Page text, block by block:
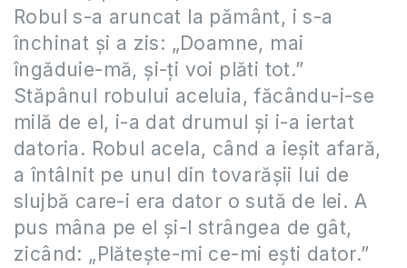
Robul s-a aruncat la pământ, i s-a
închinat şi a zis: „Doamne, mai
îngăduie-mă, şi-ţi voi plăti tot.”
Stăpânul robului aceluia, făcându-i-se
milă de el, i-a dat drumul şi i-a iertat
datoria. Robul acela, când a ieşit afară,
a întâlnit pe unul din tovarăşii lui de
slujbă care-i era dator o sută de lei. A
pus mâna pe el şi-l strângea de gât,
zicând: „Plăteşte-mi ce-mi eşti dator.”